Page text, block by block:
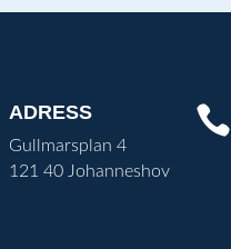
ADRESS
Gullmarsplan 4
121 40 Johanneshov
